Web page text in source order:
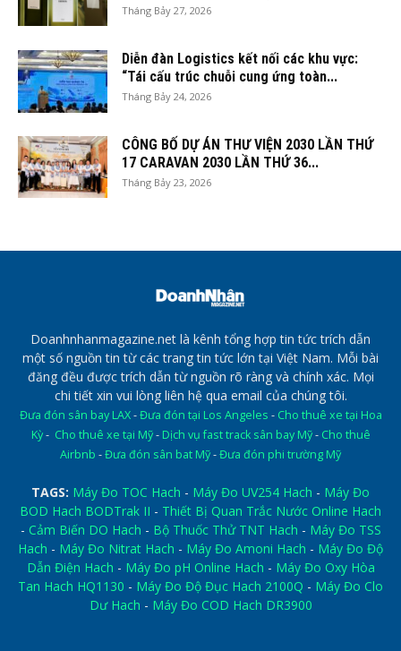
Tháng Bảy 27, 2026
Diễn đàn Logistics kết nối các khu vực:
“Tái cấu trúc chuỗi cung ứng toàn...
Tháng Bảy 24, 2026
CÔNG BỐ DỰ ÁN THƯ VIỆN 2030 LẦN THỨ
17 CARAVAN 2030 LẦN THỨ 36...
Tháng Bảy 23, 2026
Doanhnhanmagazine.net là kênh tổng hợp tin tức trích dẫn
một số nguồn tin từ các trang tin tức lớn tại Việt Nam. Mỗi bài
đăng đều được trích dẫn từ nguồn rõ ràng và chính xác. Mọi
chi tiết xin vui lòng liên hệ qua email của chúng tôi.
Đưa đón sân bay LAX-Đưa đón tại Los Angeles - Cho thuê xe tại Hoa
Kỳ- Cho thuê xe tại Mỹ- Dịch vụ fast track sân bay Mỹ- Cho thuê
Airbnb -Đưa đón sân bat Mỹ-Đưa đón phi trường Mỹ
TAGS: Máy Đo TOC Hach - Máy Đo UV254 Hach - Máy Đo
BOD Hach BODTrak II - Thiết Bị Quan Trắc Nước Online Hach
- Cảm Biến DO Hach - Bộ Thuốc Thử TNT Hach - Máy Đo TSS
Hach - Máy Đo Nitrat Hach - Máy Đo Amoni Hach - Máy Đo Độ
Dẫn Điện Hach - Máy Đo pH Online Hach - Máy Đo Oxy Hòa
Tan Hach HQ1130 - Máy Đo Độ Đục Hach 2100Q - Máy Đo Clo
Dư Hach - Máy Đo COD Hach DR3900